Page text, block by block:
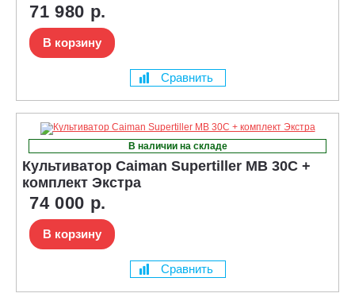
71 980 р.
В корзину
Сравнить
В наличии на складе
Культиватор Caiman Supertiller MB 30C +
комплект Экстра
74 000 р.
В корзину
Сравнить